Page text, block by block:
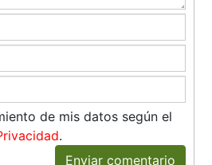
de mis datos según el
.
Enviar comentario